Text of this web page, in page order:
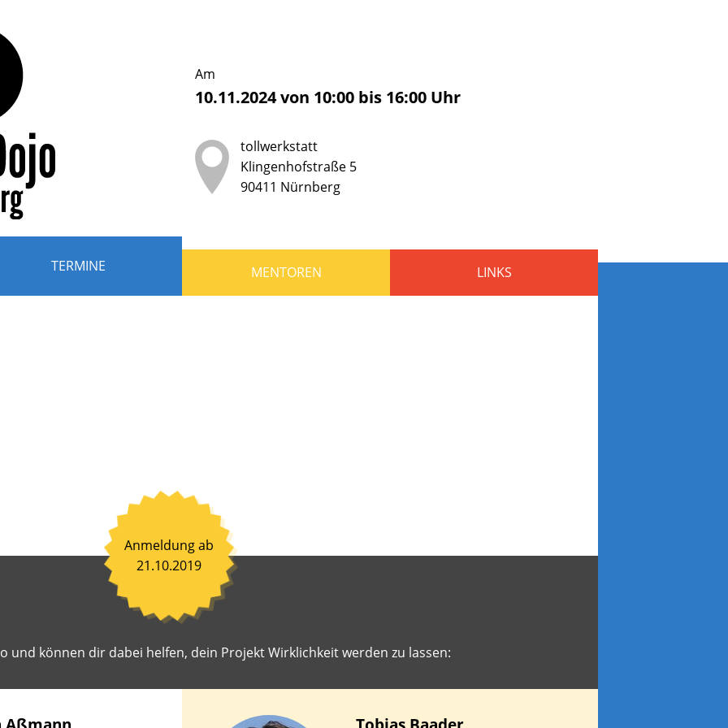
Am
10.11.2024von 10:00 bis 16:00 Uhr
tollwerkstatt
Klingenhofstraße 5
90411 Nürnberg
TERMINE MENTOREN LINKS
Anmeldung ab
21.10.2019
und können dir dabei helfen, dein Projekt Wirklichkeit werden zu lassen: